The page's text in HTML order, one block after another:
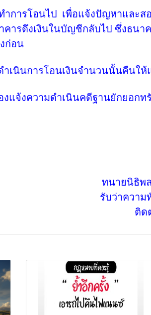
เพื่อแจ้งปัญหาและสอบถา
ารดึงเงินในบัญชีกลับไป ซึ่งธนา
ก่อน
โอนเงินจำนวนนั้นคืนให้แ
ำเนินคดีฐานยักยอกทรัพย์
ทนายนิธิพ
รับว่าควา
ติด